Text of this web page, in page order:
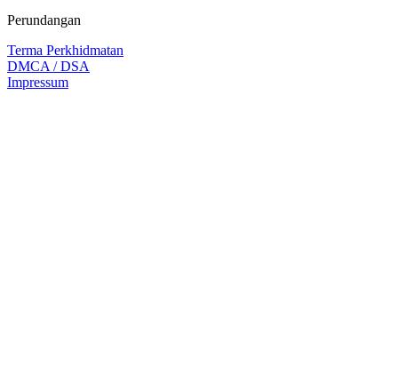
Perundangan
Terma Perkhidmatan
DMCA / DSA
Impressum